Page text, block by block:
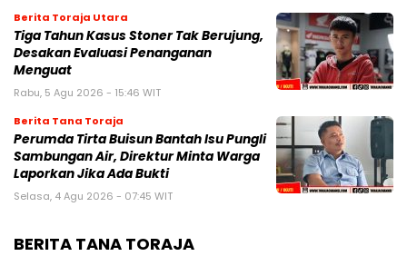
Berita Toraja Utara
Tiga Tahun Kasus Stoner Tak Berujung,
Desakan Evaluasi Penanganan
Menguat
Rabu, 5 Agu 2026 - 15:46 WIT
Berita Tana Toraja
Perumda Tirta Buisun Bantah Isu Pungli
Sambungan Air, Direktur Minta Warga
Laporkan Jika Ada Bukti
Selasa, 4 Agu 2026 - 07:45 WIT
BERITA TANA TORAJA